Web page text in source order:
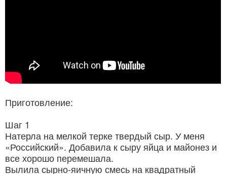
Приготовление:
Шаг 1
Натерла на мелкой терке твердый сыр. У меня
«Российский». Добавила к сыру яйца и майонез и
все хорошо перемешала.
Вылила сырно-яичную смесь на квадратный